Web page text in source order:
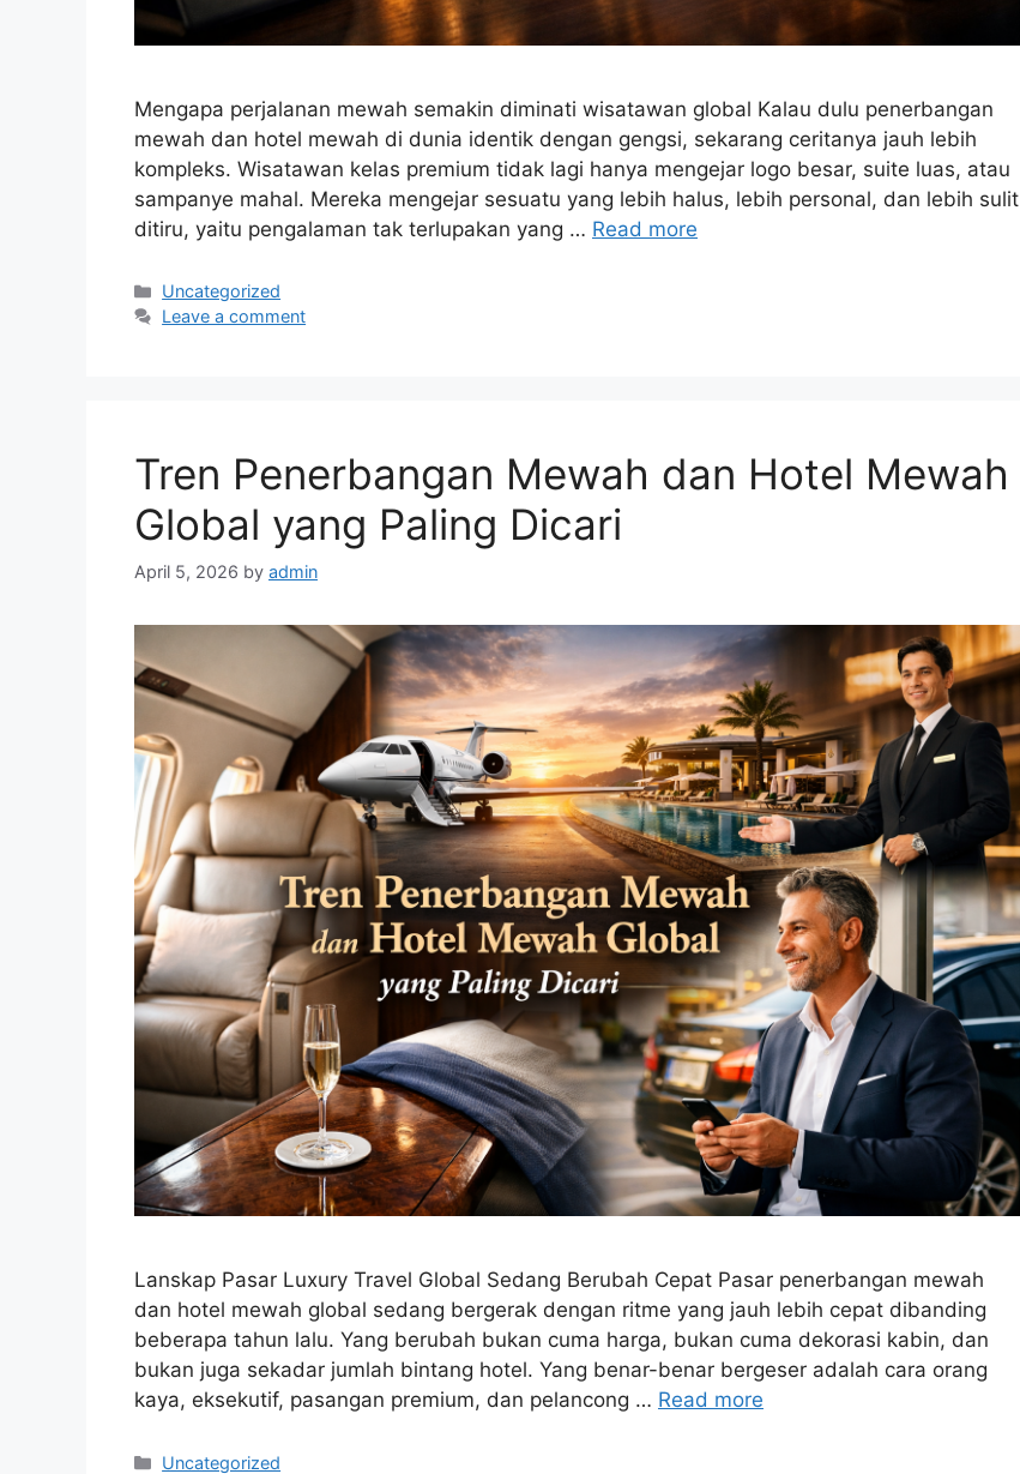
Mengapa perjalanan mewah semakin diminati wisatawan global Kalau dulu penerbangan
mewah dan hotel mewah di dunia identik dengan gengsi, sekarang ceritanya jauh lebih
kompleks. Wisatawan kelas premium tidak lagi hanya mengejar logo besar, suite luas, atau
sampanye mahal. Mereka mengejar sesuatu yang lebih halus, lebih personal, dan lebih sulit
ditiru, yaitu pengalaman tak terlupakan yang … Read more
Categories
Uncategorized
Leave a comment
Tren Penerbangan Mewah dan Hotel Mewah
Global yang Paling Dicari
April 5, 2026 by admin
Lanskap Pasar Luxury Travel Global Sedang Berubah Cepat Pasar penerbangan mewah
dan hotel mewah global sedang bergerak dengan ritme yang jauh lebih cepat dibanding
beberapa tahun lalu. Yang berubah bukan cuma harga, bukan cuma dekorasi kabin, dan
bukan juga sekadar jumlah bintang hotel. Yang benar-benar bergeser adalah cara orang
kaya, eksekutif, pasangan premium, dan pelancong … Read more
Categories
Uncategorized